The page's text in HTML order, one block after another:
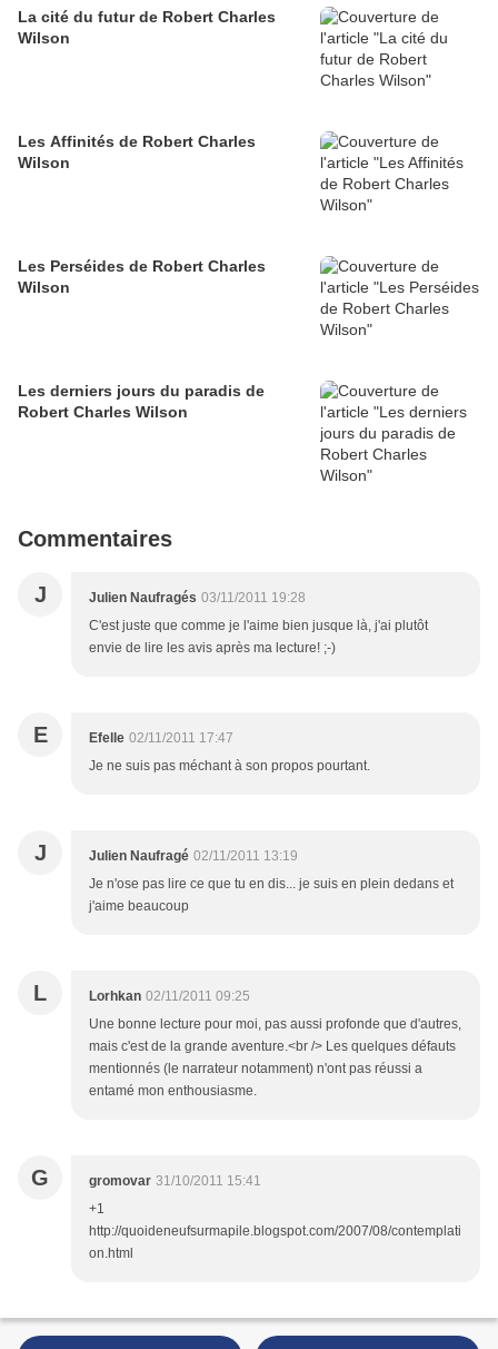
La cité du futur de Robert Charles
Wilson
Les Affinités de Robert Charles
Wilson
Les Perséides de Robert Charles
Wilson
Les derniers jours du paradis de
Robert Charles Wilson
Commentaires
J Julien Naufragés 03/11/2011 19:28
C'est juste que comme je l'aime bien jusque là, j'ai plutôt
envie de lire les avis après ma lecture! ;-)
E Efelle 02/11/2011 17:47
Je ne suis pas méchant à son propos pourtant.
J Julien Naufragé 02/11/2011 13:19
Je n'ose pas lire ce que tu en dis... je suis en plein dedans et
j'aime beaucoup
L Lorhkan 02/11/2011 09:25
Une bonne lecture pour moi, pas aussi profonde que d'autres,
mais c'est de la grande aventure.<br /> Les quelques défauts
mentionnés (le narrateur notamment) n'ont pas réussi a
entamé mon enthousiasme.
G gromovar 31/10/2011 15:41
+1
http://quoideneufsurmapile.blogspot.com/2007/08/contemplati
on.html